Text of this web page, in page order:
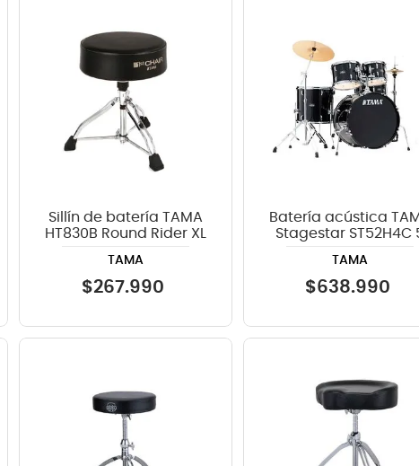
Sillín de batería TAMA
HT830B Round Rider XL
TAMA
$267.990
Batería acústica
Stagestar ST52H4C
TAMA
$638.990